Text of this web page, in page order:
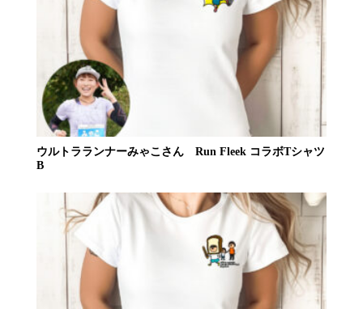
ウルトラランナーみゃこさん Run Fleek コラボTシャツ
B